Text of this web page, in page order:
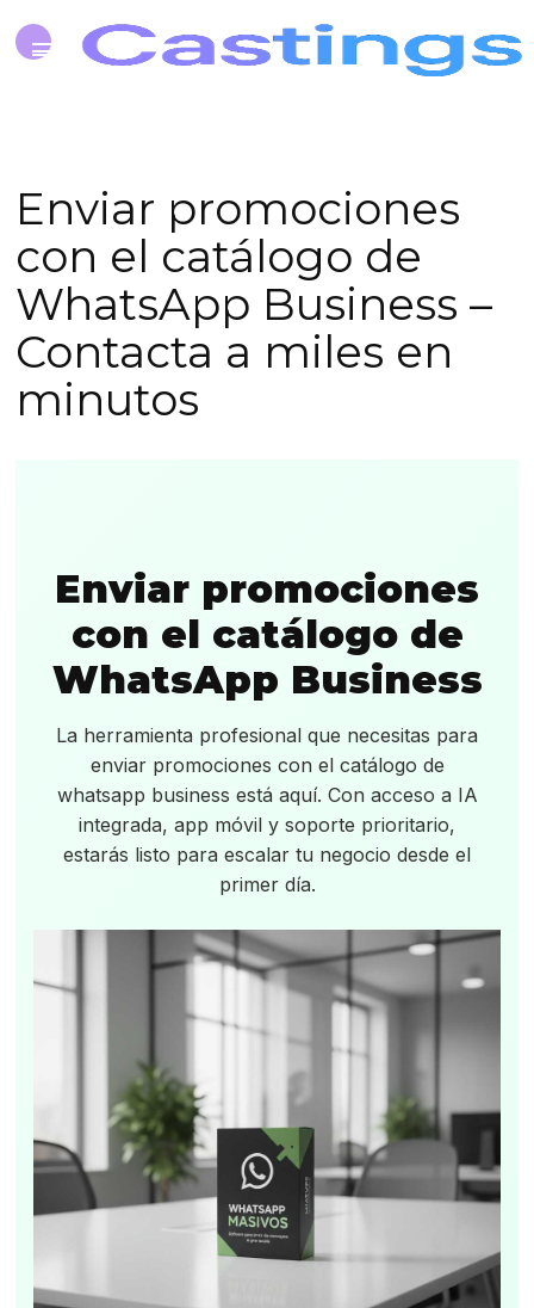
Enviar promociones
con el catálogo de
WhatsApp Business –
Contacta a miles en
minutos
Enviar promociones
con el catálogo de
WhatsApp Business
La herramienta profesional que necesitas para
enviar promociones con el catálogo de
whatsapp business está aquí. Con acceso a IA
integrada, app móvil y soporte prioritario,
estarás listo para escalar tu negocio desde el
primer día.